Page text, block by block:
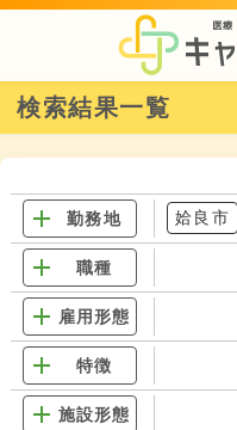
検索結果一覧
勤務地 姶良市
職種
雇用形態
特徴
施設形態